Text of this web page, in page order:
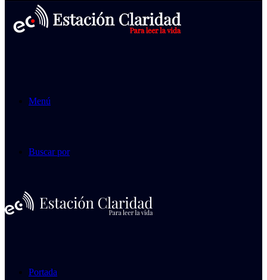
Menú
Buscar por
Portada